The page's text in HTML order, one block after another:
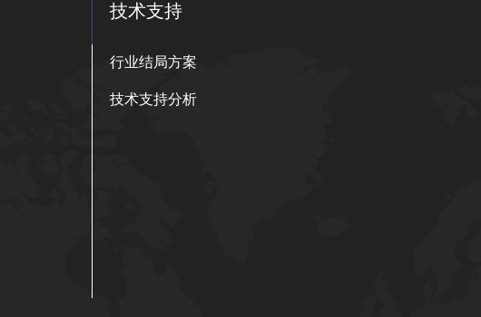
技术支持
行业结局方案
技术支持分析